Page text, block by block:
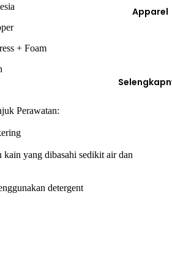
Apparel
+ Foam
Perawatan:
kain yang dibasahi sedikit air dan
detergent